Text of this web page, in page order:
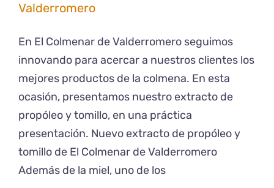
Valderromero
En El Colmenar de Valderromero seguimos
innovando para acercar a nuestros clientes los
mejores productos de la colmena. En esta
ocasión, presentamos nuestro extracto de
propóleo y tomillo, en una práctica
presentación. Nuevo extracto de propóleo y
tomillo de El Colmenar de Valderromero
Además de la miel, uno de los